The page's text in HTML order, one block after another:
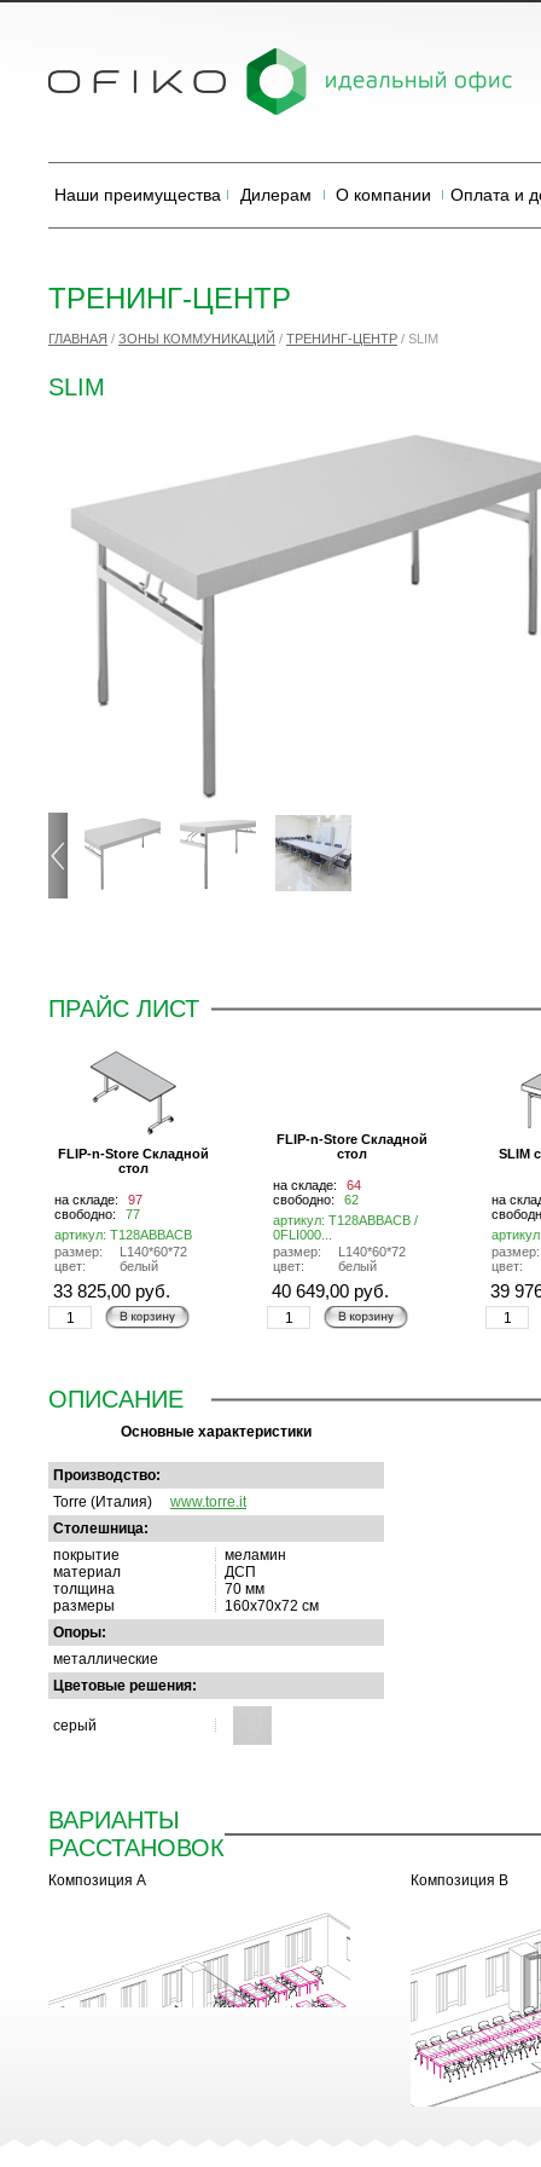
Наши преимущества Дилерам О компании Оплата и
ТРЕНИНГ-ЦЕНТР
ГЛАВНАЯ / ЗОНЫ КОММУНИКАЦИЙ / ТРЕНИНГ-ЦЕНТР / SLIM
SLIM
ПРАЙС ЛИСТ
FLIP-n-Store Складной
стол
на складе:
97
свободно:
77
артикул: T128ABBACB
размер:
L140*60*72
цвет:
белый
33 825,00 руб.
FLIP-n-Store Складной
стол
на складе:
64
свободно:
62
артикул: T128ABBACB /
0FLI000...
размер:
L140*60*72
цвет:
белый
40 649,00 руб.
SLIM
на
размер:
цвет:
39
ОПИСАНИЕ
Основные характеристики
Производство:
Torre (Италия) www.torre.it
Cтолешница:
покрытие
меламин
материал
ДСП
толщина
70 мм
размеры
160х70х72 см
Опоры:
металлические
Цветовые решения:
серый
ВАРИАНТЫ
РАССТАНОВОК
Композиция А Композиция B